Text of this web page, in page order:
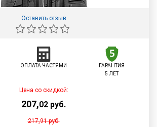
Оставить отзыв
ОПЛАТА ЧАСТЯМИ
ГАРАНТИЯ
5 ЛЕТ
Цена со скидкой:
207,02 руб.
217,91руб.